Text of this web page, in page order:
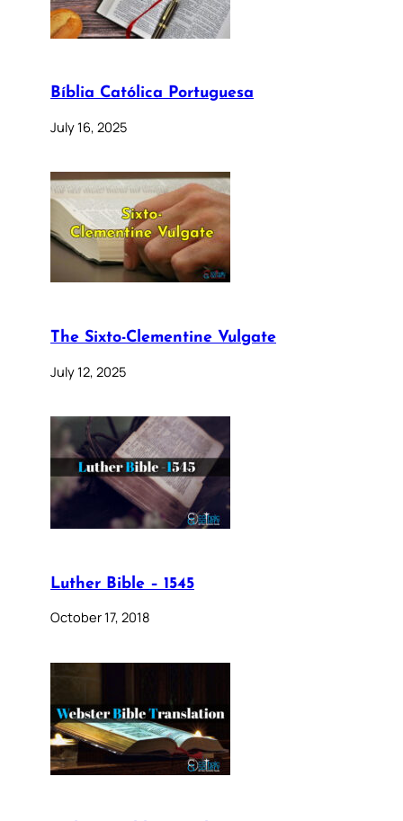
Bíblia Católica Portuguesa
July 16, 2025
The Sixto-Clementine Vulgate
July 12, 2025
Luther Bible – 1545
October 17, 2018